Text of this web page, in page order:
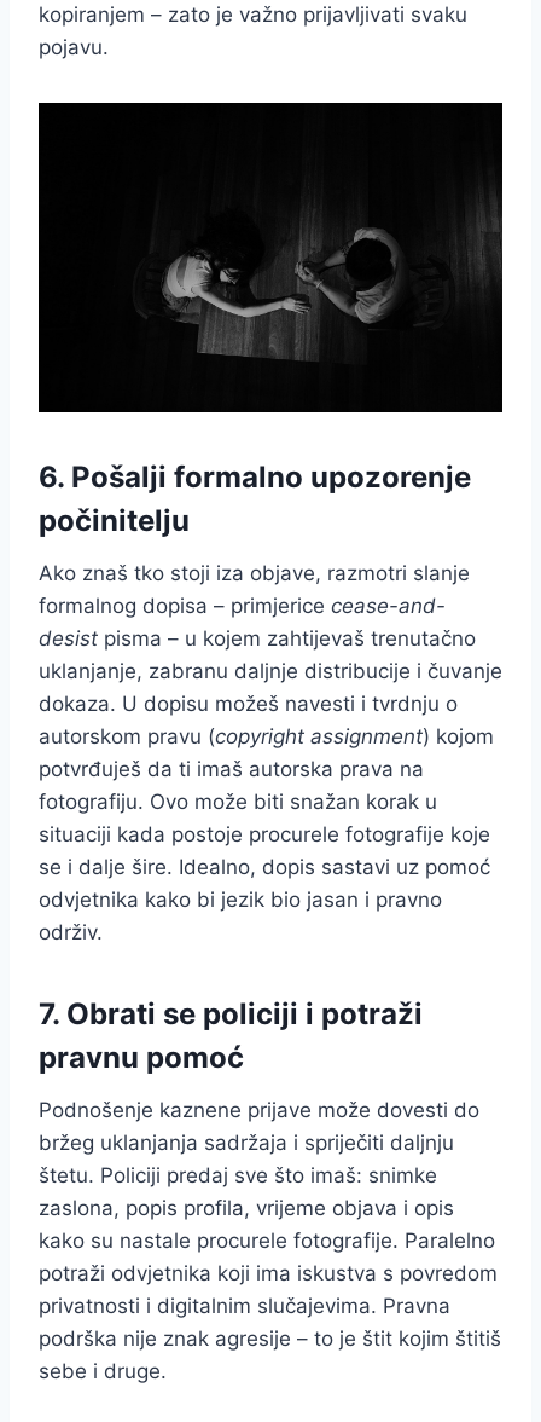
kopiranjem – zato je važno prijavljivati svaku
pojavu.
6. Pošalji formalno upozorenje
počinitelju
Ako znaš tko stoji iza objave, razmotri slanje
formalnog dopisa – primjerice cease-and-
desist pisma – u kojem zahtijevaš trenutačno
uklanjanje, zabranu daljnje distribucije i čuvanje
dokaza. U dopisu možeš navesti i tvrdnju o
autorskom pravu (copyright assignment) kojom
potvrđuješ da ti imaš autorska prava na
fotografiju. Ovo može biti snažan korak u
situaciji kada postoje procurele fotografije koje
se i dalje šire. Idealno, dopis sastavi uz pomoć
odvjetnika kako bi jezik bio jasan i pravno
održiv.
7. Obrati se policiji i potraži
pravnu pomoć
Podnošenje kaznene prijave može dovesti do
bržeg uklanjanja sadržaja i spriječiti daljnju
štetu. Policiji predaj sve što imaš: snimke
zaslona, popis profila, vrijeme objava i opis
kako su nastale procurele fotografije. Paralelno
potraži odvjetnika koji ima iskustva s povredom
privatnosti i digitalnim slučajevima. Pravna
podrška nije znak agresije – to je štit kojim štitiš
sebe i druge.